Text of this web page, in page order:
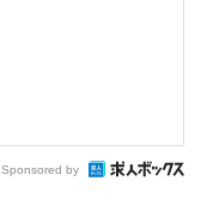
Sponsored by